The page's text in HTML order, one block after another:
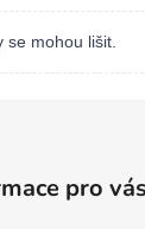
se mohou lišit.
pro vás